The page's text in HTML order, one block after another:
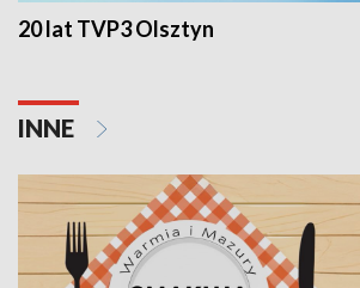
20 lat TVP3 Olsztyn
INNE